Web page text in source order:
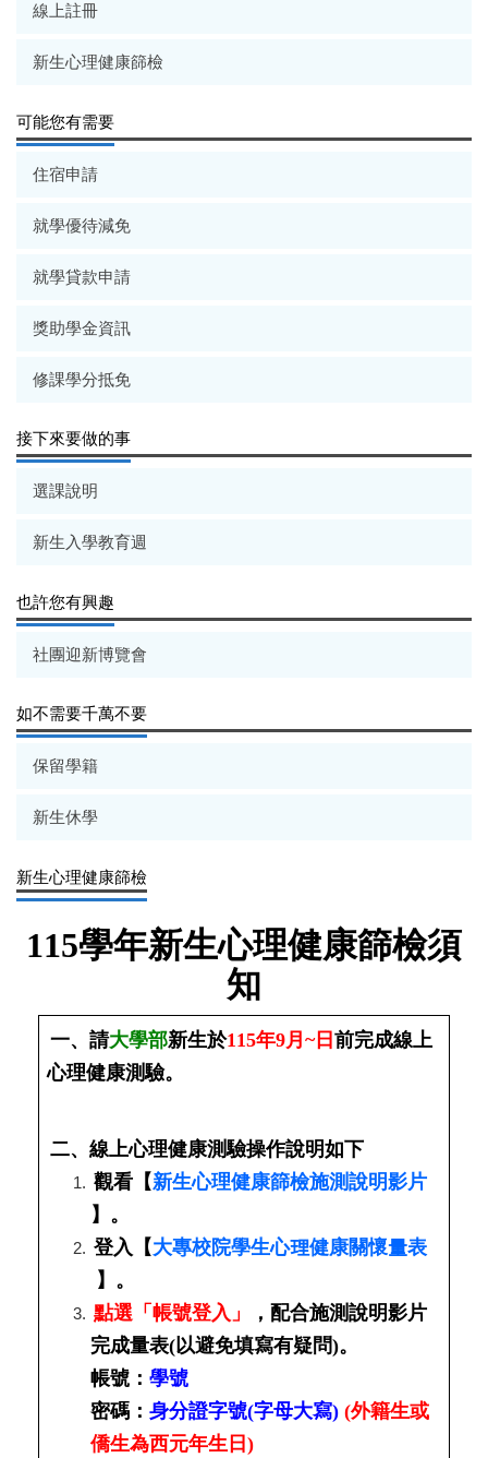
線上註冊
新生心理健康篩檢
可能您有需要
住宿申請
就學優待減免
就學貸款申請
獎助學金資訊
修課學分抵免
接下來要做的事
選課說明
新生入學教育週
也許您有興趣
社團迎新博覽會
如不需要千萬不要
保留學籍
新生休學
新生心理健康篩檢
115學年新生心理健康篩檢須
知
一、請大學部新生於115年9月~日 前完成線上
心理健康測驗。
二、線上心理健康測驗操作說明如下
觀看【新生心理健康篩檢施測說明影片
】。
登入【大專校院學生心理健康關懷量表
】。
點選「帳號登入」
，配合施測說明影片
完成量表(以避免填寫有疑問)。
帳號： 學號
密碼： 身分證字號(字母大寫) (外籍生或
僑生為西元年生日)